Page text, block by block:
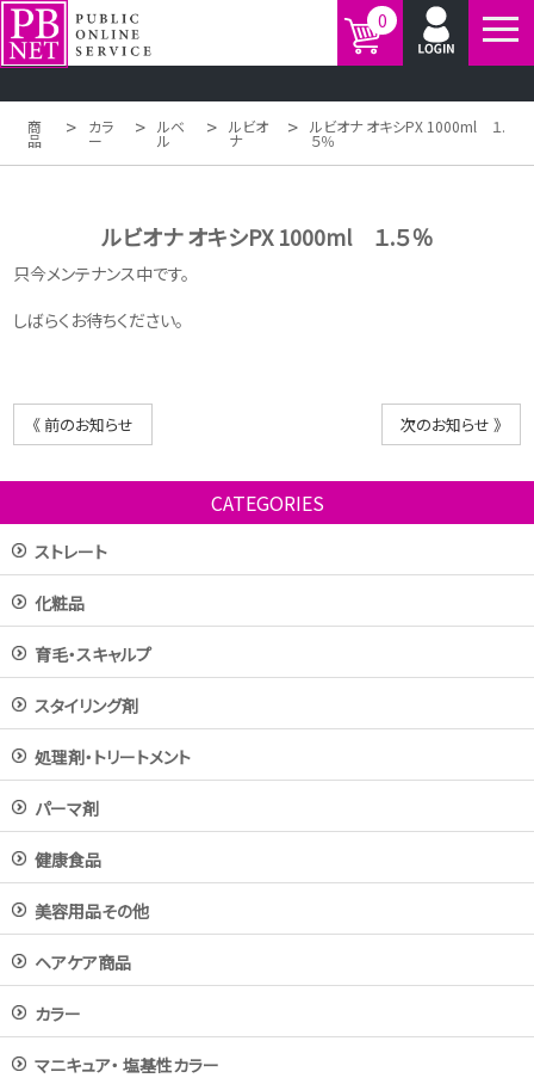
0
商
品 > カラ
ー > ルベ
ル > ルビオ
ナ > ルビオナ オキシPX 1000ml １.
５％
ルビオナ オキシPX 1000ml １.５％
只今メンテナンス中です。
しばらくお待ちください。
《 前のお知らせ 次のお知らせ 》
CATEGORIES
ストレート
化粧品
育毛・スキャルプ
スタイリング剤
処理剤・トリートメント
パーマ剤
健康食品
美容用品その他
ヘアケア商品
カラー
マニキュア・ 塩基性カラー